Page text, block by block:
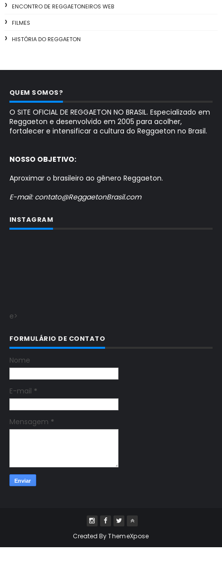
ENCONTRO DE REGGAETONEIROS WEB
FILMES
HISTÓRIA DO REGGAETON
QUEM SOMOS?
O SITE OFICIAL DE REGGAETON NO BRASIL. Especializado em
Reggaeton e desenvolvido em 2005 para acolher,
fortalecer e intensificar a cultura do Reggaeton no Brasil.
NOSSO OBJETIVO:
Aproximar o brasileiro ao gênero Reggaeton.
E-mail: contato@ReggaetonBrasil.com
INSTAGRAM
e>
FORMULÁRIO DE CONTATO
Nome
E-mail *
Mensagem *
Created ByThemeXpose